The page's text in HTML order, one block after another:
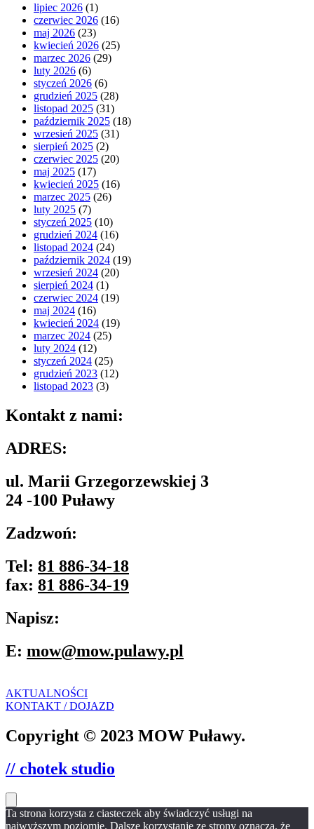
lipiec 2026 (1)
czerwiec 2026 (16)
maj 2026 (23)
kwiecień 2026 (25)
marzec 2026 (29)
luty 2026 (6)
styczeń 2026 (6)
grudzień 2025 (28)
listopad 2025 (31)
październik 2025 (18)
wrzesień 2025 (31)
sierpień 2025 (2)
czerwiec 2025 (20)
maj 2025 (17)
kwiecień 2025 (16)
marzec 2025 (26)
luty 2025 (7)
styczeń 2025 (10)
grudzień 2024 (16)
listopad 2024 (24)
październik 2024 (19)
wrzesień 2024 (20)
sierpień 2024 (1)
czerwiec 2024 (19)
maj 2024 (16)
kwiecień 2024 (19)
marzec 2024 (25)
luty 2024 (12)
styczeń 2024 (25)
grudzień 2023 (12)
listopad 2023 (3)
Kontakt z nami:
ADRES:
ul. Marii Grzegorzewskiej 3
24 -100 Puławy
Zadzwoń:
Tel: 81 886-34-18
fax: 81 886-34-19
Napisz:
E: mow@mow.pulawy.pl
AKTUALNOŚCI
KONTAKT / DOJAZD
Copyright © 2023 MOW Puławy.
// chotek studio
Ta strona korzysta z ciasteczek aby świadczyć usługi na
najwyższym poziomie. Dalsze korzystanie ze strony oznacza, że